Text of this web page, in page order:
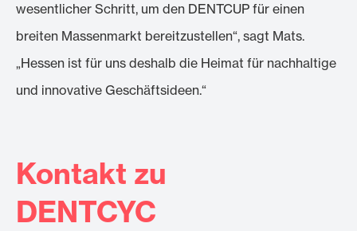
wesentlicher Schritt, um den DENTCUP für einen
breiten Massenmarkt bereitzustellen“, sagt Mats.
„Hessen ist für uns deshalb die Heimat für nachhaltige
und innovative Geschäftsideen.“
Kontakt zu
DENTCYC